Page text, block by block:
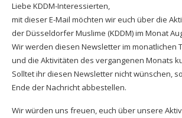
Bildungsreise
Gebetsraum Düsseldorf Airport
Jugendberufsförderung
KDDM-Cup 2026
KDDM-Pressemitteilungen
Videos
Kontakt
August
2019
Liebe KDDM-Interessierten,
mit dieser E-Mail möchten wir euch über die
der Düsseldorfer Muslime (KDDM) im Monat
Wir werden diesen Newsletter im monatlichen
und die Aktivitäten des vergangenen Monats
Solltet ihr diesen Newsletter nicht wünschen,
Ende der Nachricht abbestellen.
Wir würden uns freuen, euch über unsere